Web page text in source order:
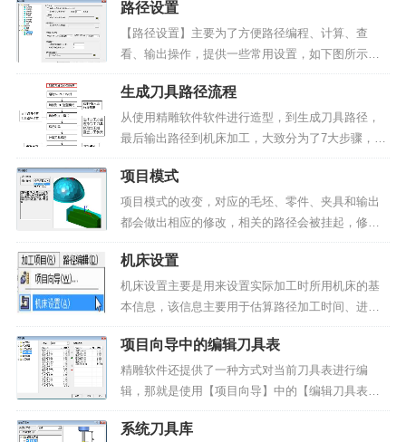
路径设置
【路径设置】主要为了方便路径编程、计算、查
看、输出操作，提供一些常用设置，如下图所示：
▲图 1 路径设置参数说明：启用多线程计算模式：
勾选该项，计算路径时可以提高多核CPU的使用
率，缩短路径计算时间。输出Z轴回参考点指令（G
91G28Z0）...
生成刀具路径流程
从使用精雕软件软件进行造型，到生成刀具路径，
最后输出路径到机床加工，大致分为了7大步骤，如
下图所示：▲图 生成刀具路径流程操作步骤：1、启
动精雕软件。2、切换到3D造型模式，进行3D建
模，这个过程可以是自己绘制，也可以输入第三方
软件提供的数...
项目模式
项目模式的改变，对应的毛坯、零件、夹具和输出
都会做出相应的修改，相关的路径会被挂起，修改
需谨慎。项目模式有两种类型：多毛坯模式和单毛
坯模式。▲图 1 项目模式选择单毛坯模式时，会出
现如图所示的工具条，不同的刀具平面只能使用相
同的毛坯、零件、...
机床设置
机床设置主要是用来设置实际加工时所用机床的基
本信息，该信息主要用于估算路径加工时间、进行
机床模拟分析、路径输出等命令。启动【机床设
置】命令的途径有三种：（1）点击菜单栏【加工项
目】→【机床设置】项，启动机床设置命令；▲图 1
机床设置（2）...
项目向导中的编辑刀具表
精雕软件还提供了一种方式对当前刀具表进行编
辑，那就是使用【项目向导】中的【编辑刀具表】
功能。操作步骤：1、在加工环境下，点击【加工项
目(Alt+R)】→【项目向导(W)】，启动项目向导命
系统刀具库